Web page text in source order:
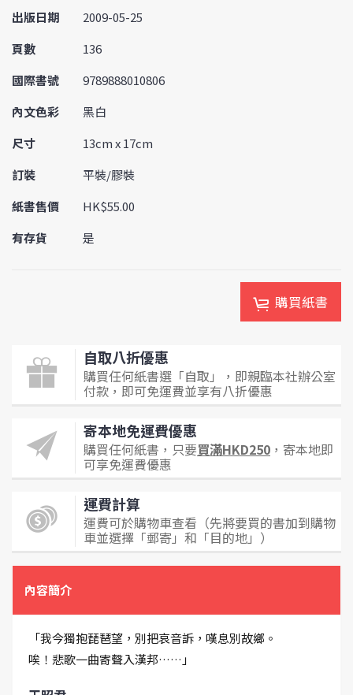
出版日期
2009-05-25
頁數
136
國際書號
9789888010806
內文色彩
黑白
尺寸
13cm x 17cm
訂裝
平裝/膠裝
紙書售價
HK$55.00
有存貨
是
購買紙書
自取八折優惠
購買任何紙書選「自取」，即親臨本社辦公室
付款，即可免運費並享有八折優惠
寄本地免運費優惠
購買任何紙書，只要買滿HKD250 ，寄本地即
可享免運費優惠
運費計算
運費可於購物車查看（先將要買的書加到購物
車並選擇「郵寄」和「目的地」）
內容簡介
「我今獨抱琵琶望，別把哀音訴，嘆息別故鄉。
唉！悲歌一曲寄聲入漢邦……」